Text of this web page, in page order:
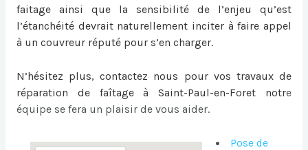
faitage ainsi que la sensibilité de l’enjeu qu’est
l’étanchéité devrait naturellement inciter à faire appel
à un couvreur réputé pour s’en charger.
N’hésitez plus, contactez nous pour vos travaux de
réparation de faîtage à Saint-Paul-en-Foret notre
équipe se fera un plaisir de vous aider.
Pose de